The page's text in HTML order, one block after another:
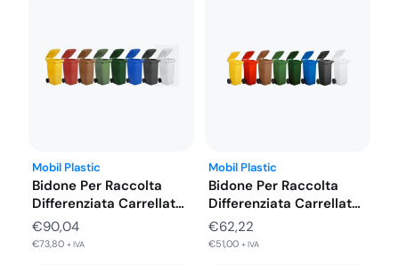
Mobil Plastic
Bidone Per Raccolta
Differenziata Carrellato
240 LT in…
€90,04
€73,80 + IVA
Mobil Plastic
Bidone Per Raccolta
Differenziata Carrellato
120 LT in…
€62,22
€51,00 + IVA